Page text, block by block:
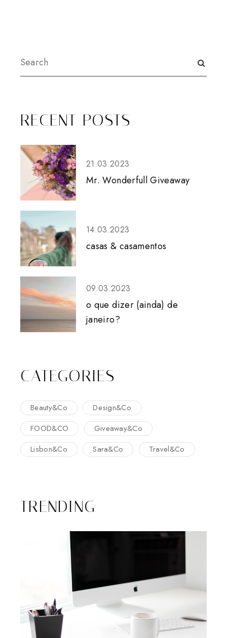
RECENT POSTS
21.03.2023
Mr. Wonderfull Giveaway
14.03.2023
casas & casamentos
09.03.2023
o que dizer (ainda) de
janeiro?
CATEGORIES
Beauty&Co
Design&Co
FOOD&CO
Giveaway&Co
Lisbon&Co
Sara&Co Travel&Co
TRENDING